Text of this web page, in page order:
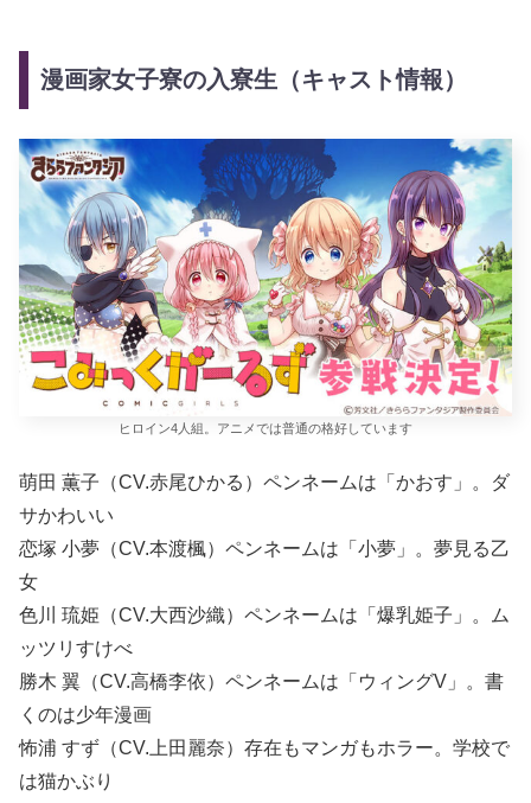
漫画家女子寮の入寮生（キャスト情報）
ヒロイン4人組。アニメでは普通の格好しています
萌田 薫子（CV.赤尾ひかる）ペンネームは「かおす」。ダ
サかわいい
恋塚 小夢（CV.本渡楓）ペンネームは「小夢」。夢見る乙
女
色川 琉姫（CV.大西沙織）ペンネームは「爆乳姫子」。ム
ッツリすけべ
勝木 翼（CV.高橋李依）ペンネームは「ウィングV」。書
くのは少年漫画
怖浦 すず（CV.上田麗奈）存在もマンガもホラー。学校で
は猫かぶり